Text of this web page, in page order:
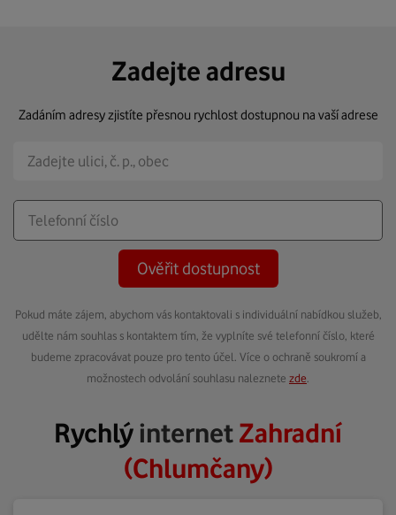
Zadejte adresu
Zadáním adresy zjistíte přesnou rychlost dostupnou na vaší adrese
Ověřit dostupnost
Pokud máte zájem, abychom vás kontaktovali s individuální nabídkou služeb,
udělte nám souhlas s kontaktem tím, že vyplníte své telefonní číslo, které
budeme zpracovávat pouze pro tento účel. Více o ochraně soukromí a
možnostech odvolání souhlasu naleznete zde
RychlýinternetZahradní
(Chlumčany)